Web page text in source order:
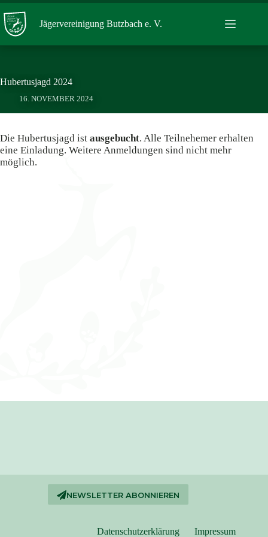
Zum
Inhalt
springen
Jägervereinigung Butzbach e. V.
Hubertusjagd 2024
16. NOVEMBER 2024
Die Hubertusjagd ist ausgebucht. Alle Teilnehemer erhalten
eine Einladung. Weitere Anmeldungen sind nicht mehr
möglich.
NEWSLETTER ABONNIEREN
Datenschutzerklärung Impressum